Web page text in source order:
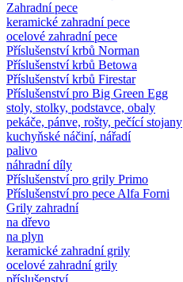
Zahradní pece
keramické zahradní pece
ocelové zahradní pece
Příslušenství krbů Norman
Příslušenství krbů Betowa
Příslušenství krbů Firestar
Příslušenství pro Big Green Egg
stoly, stolky, podstavce, obaly
pekáče, pánve, rošty, pečící stojany
kuchyňské náčiní, nářadí
palivo
náhradní díly
Příslušenství pro grily Primo
Příslušenství pro pece Alfa Forni
Grily zahradní
na dřevo
na plyn
keramické zahradní grily
ocelové zahradní grily